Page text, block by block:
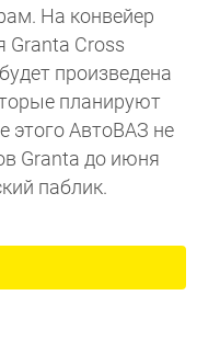
На конвейер
Granta Cross
произведена
планируют
этого АвтоВАЗ не
Granta до июня
паблик.